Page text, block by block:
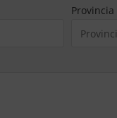
Provincia